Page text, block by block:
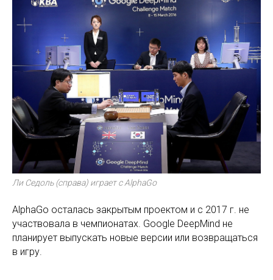
Ли Седоль (справа) играет с AlphaGo
AlphaGo осталась закрытым проектом и с 2017 г. не
участвовала в чемпионатах. Google DeepMind не
планирует выпускать новые версии или возвращаться
в игру.